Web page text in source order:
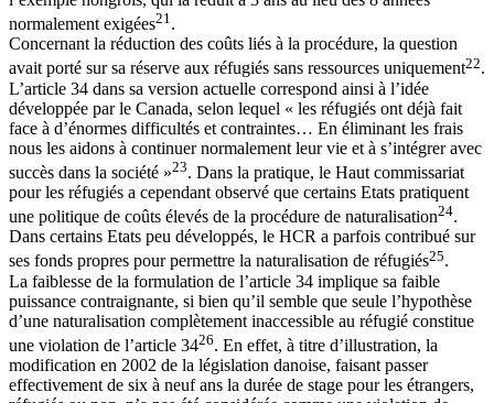
normalement exigées21 .
Concernant la réduction des coûts liés à la procédure, la question
avait porté sur sa réserve aux réfugiés sans ressources uniquement22.
L’article 34 dans sa version actuelle correspond ainsi à l’idée
développée par le Canada, selon lequel « les réfugiés ont déjà fait
face à d’énormes difficultés et contraintes… En éliminant les frais
nous les aidons à continuer normalement leur vie et à s’intégrer avec
succès dans la société »23. Dans la pratique, le Haut commissariat
pour les réfugiés a cependant observé que certains Etats pratiquent
une politique de coûts élevés de la procédure de naturalisation24.
Dans certains Etats peu développés, le HCR a parfois contribué sur
ses fonds propres pour permettre la naturalisation de réfugiés25.
La faiblesse de la formulation de l’article 34 implique sa faible
puissance contraignante, si bien qu’il semble que seule l’hypothèse
d’une naturalisation complètement inaccessible au réfugié constitue
une violation de l’article 3426. En effet, à titre d’illustration, la
modification en 2002 de la législation danoise, faisant passer
effectivement de six à neuf ans la durée de stage pour les étrangers,